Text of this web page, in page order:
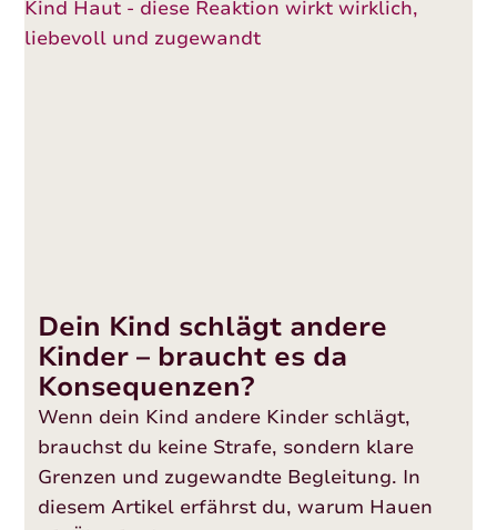
Dein Kind schlägt andere
Kinder – braucht es da
Konsequenzen?
Wenn dein Kind andere Kinder schlägt,
brauchst du keine Strafe, sondern klare
Grenzen und zugewandte Begleitung. In
diesem Artikel erfährst du, warum Hauen